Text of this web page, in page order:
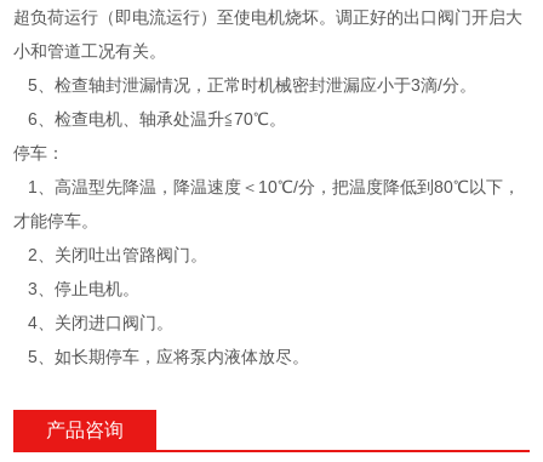
超负荷运行（即电流运行）至使电机烧坏。调正好的出口阀门开启大
小和管道工况有关。
5、检查轴封泄漏情况，正常时机械密封泄漏应小于3滴/分。
6、检查电机、轴承处温升≦70℃。
停车：
1、高温型先降温，降温速度＜10℃/分，把温度降低到80℃以下，
才能停车。
2、关闭吐出管路阀门。
3、停止电机。
4、关闭进口阀门。
5、如长期停车，应将泵内液体放尽。
产品咨询